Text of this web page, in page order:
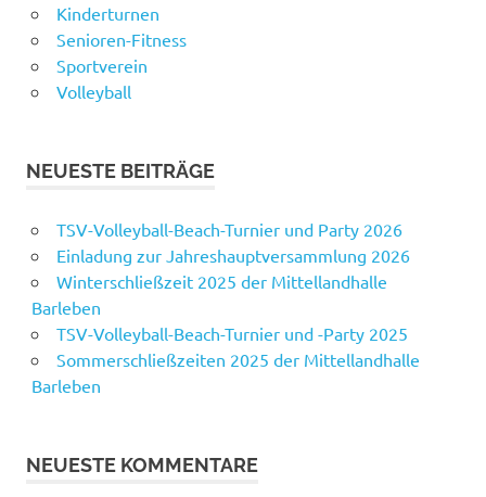
Kinderturnen
Senioren-Fitness
Sportverein
Volleyball
NEUESTE BEITRÄGE
TSV-Volleyball-Beach-Turnier und Party 2026
Einladung zur Jahreshauptversammlung 2026
Winterschließzeit 2025 der Mittellandhalle
Barleben
TSV-Volleyball-Beach-Turnier und -Party 2025
Sommerschließzeiten 2025 der Mittellandhalle
Barleben
NEUESTE KOMMENTARE